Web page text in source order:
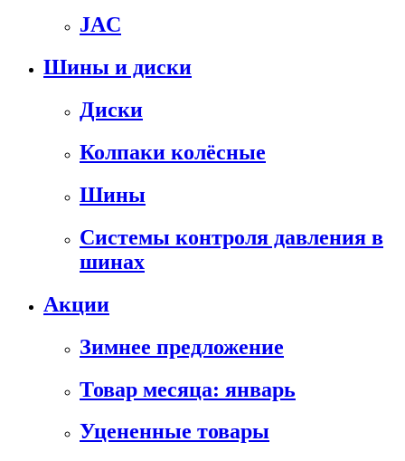
JAC
Шины и диски
Диски
Колпаки колёсные
Шины
Системы контроля давления в
шинах
Акции
Зимнее предложение
Товар месяца: январь
Уцененные товары